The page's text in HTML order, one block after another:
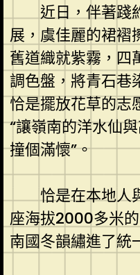
近日，伴著踐
展，虞佳麗的裙褶
舊道織就紫霧，四
調色盤，將青石巷
恰是擺放花草的志
“讓嶺南的洋水仙
撞個滿懷”。
恰是在本地人
座海拔2000多米
南國冬韻繡進了統